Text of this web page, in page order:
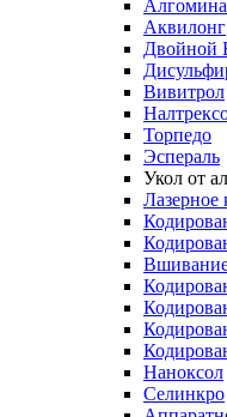
Аквилонг
Двойной
Вивитрол
Торпедо
Эспераль
Укол от
Лазерное
Наноксол
Селинкро